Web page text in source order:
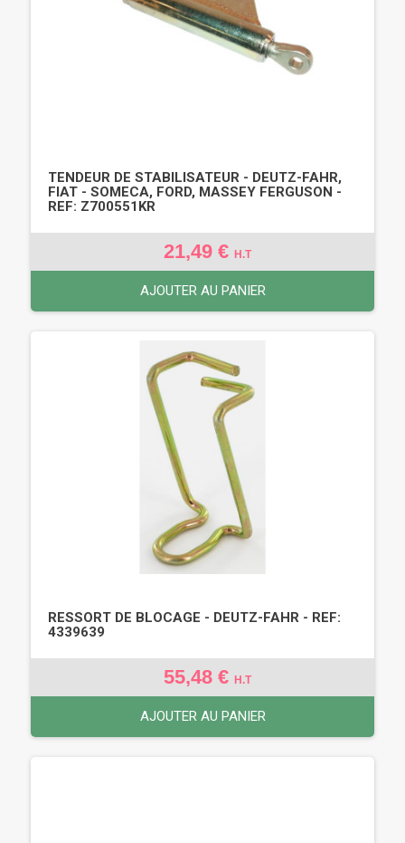
TENDEUR DE STABILISATEUR - DEUTZ-FAHR,
FIAT - SOMECA, FORD, MASSEY FERGUSON -
REF: Z700551KR
21,49 € H.T
AJOUTER AU PANIER
RESSORT DE BLOCAGE - DEUTZ-FAHR - REF:
4339639
55,48 € H.T
AJOUTER AU PANIER